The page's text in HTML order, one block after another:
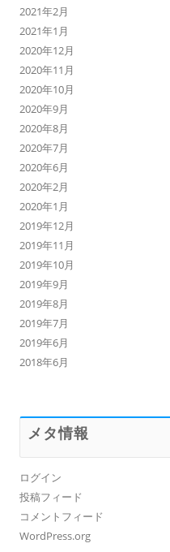
2021年2月
2021年1月
2020年12月
2020年11月
2020年10月
2020年9月
2020年8月
2020年7月
2020年6月
2020年2月
2020年1月
2019年12月
2019年11月
2019年10月
2019年9月
2019年8月
2019年7月
2019年6月
2018年6月
メタ情報
ログイン
投稿フィード
コメントフィード
WordPress.org